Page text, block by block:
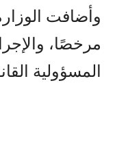
وأضافت
مرخصًا،
المسؤولية